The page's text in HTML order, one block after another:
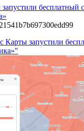
бесплатный
Карты запустили